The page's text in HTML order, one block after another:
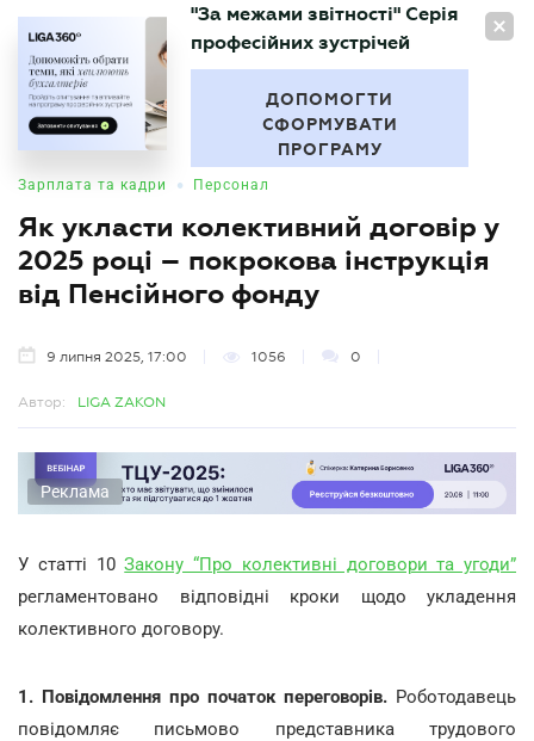
UA
БУХГАЛТЕР
"За межами звітності" Серія
професійних зустрічей
ДОПОМОГТИ
СФОРМУВАТИ
ПРОГРАМУ
Зарплата та кадри • Персонал
Як укласти колективний договір у
2025 році – покрокова інструкція
від Пенсійного фонду
9 липня 2025, 17:00 1056 0
Автор: LIGA ZAKON
Реклама
У статті 10Закону “Про колективні договори та угоди”
регламентовано відповідні кроки щодо укладення
колективного договору.
1. Повідомлення про початок переговорів. Роботодавець
повідомляє письмово представника трудового